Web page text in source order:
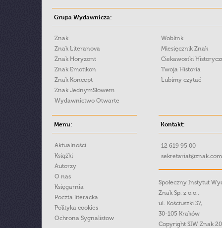
Grupa Wydawnicza:
Znak
Znak Literanova
Znak Horyzont
Znak Emotikon
Znak Koncept
Znak JednymSłowem
Wydawnictwo Otwarte
Woblink
Miesięcznik Znak
Ciekawostki
Twoja Historia
Lubimy czytać
Menu:
Aktualności
Książki
Autorzy
O nas
Księgarnia
Poczta literacka
Polityka cookies
Ochrona Sygnalistow
Kontakt:
12 619 95 00
Społeczny Instytut
Znak Sp. z o.o.,
ul. Kościuszki 37,
30-105 Kraków
Copyright SIW Znak